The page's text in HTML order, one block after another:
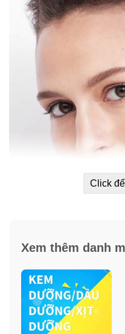
Regenerist Retinol
Thành phần: Water,
Starch, Dimethicone
Propionate, Niacinamide*,
Flower/Leaf/Stem
Click
Xem thêm danh